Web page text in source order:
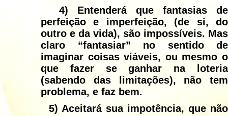
4) Entenderá que fantasias de
perfeição e imperfeição, (de si, do
outro e da vida), são impossíveis. Mas
claro “fantasiar” no sentido de
imaginar coisas viáveis, ou mesmo o
que fazer se ganhar na loteria
(sabendo das limitações), não tem
problema, e faz bem.
5) Aceitará sua impotência, que não